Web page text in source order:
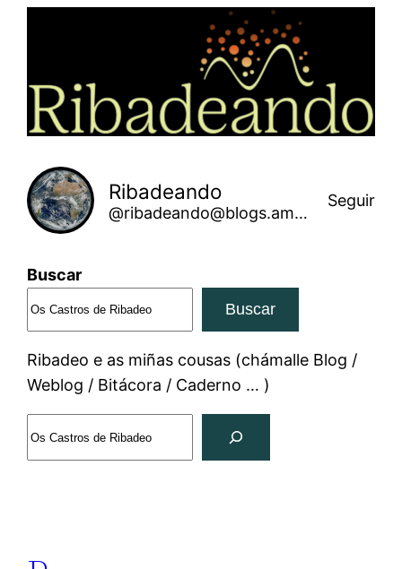
Ribadeando
@ribadeando@blogs.amarinha.gal
Seguir
Buscar
Buscar
Ribadeo e as miñas cousas (chámalle Blog /
Weblog / Bitácora / Caderno … )